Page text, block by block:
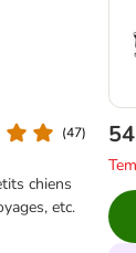
(47)
chiens
etc.